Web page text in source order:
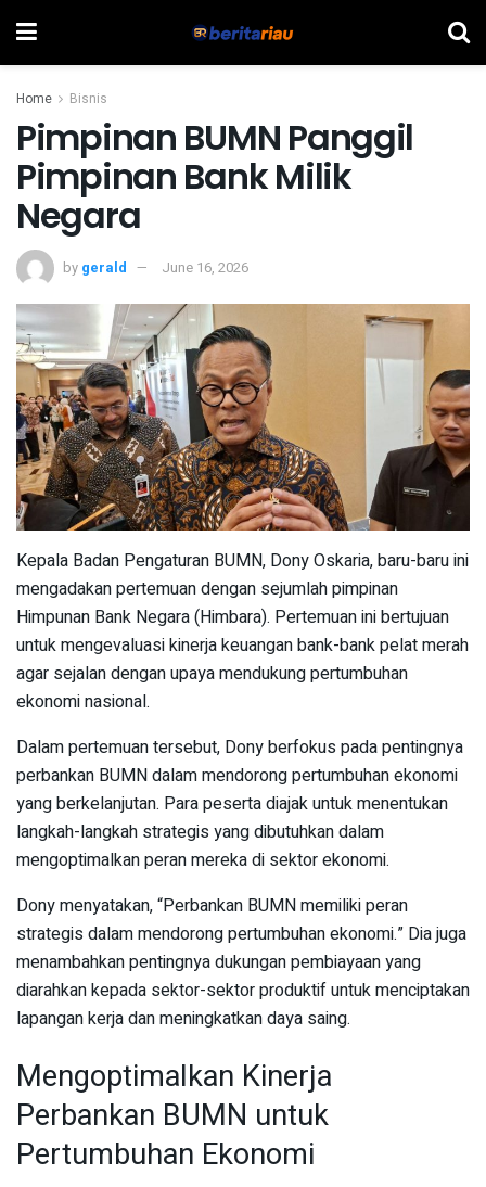
Home Bisnis
Pimpinan BUMN Panggil
Pimpinan Bank Milik
Negara
by gerald June 16, 2026
Kepala Badan Pengaturan BUMN, Dony Oskaria, baru-baru ini
mengadakan pertemuan dengan sejumlah pimpinan
Himpunan Bank Negara (Himbara). Pertemuan ini bertujuan
untuk mengevaluasi kinerja keuangan bank-bank pelat merah
agar sejalan dengan upaya mendukung pertumbuhan
ekonomi nasional.
Dalam pertemuan tersebut, Dony berfokus pada pentingnya
perbankan BUMN dalam mendorong pertumbuhan ekonomi
yang berkelanjutan. Para peserta diajak untuk menentukan
langkah-langkah strategis yang dibutuhkan dalam
mengoptimalkan peran mereka di sektor ekonomi.
Dony menyatakan, “Perbankan BUMN memiliki peran
strategis dalam mendorong pertumbuhan ekonomi.” Dia juga
menambahkan pentingnya dukungan pembiayaan yang
diarahkan kepada sektor-sektor produktif untuk menciptakan
lapangan kerja dan meningkatkan daya saing.
Mengoptimalkan Kinerja
Perbankan BUMN untuk
Pertumbuhan Ekonomi